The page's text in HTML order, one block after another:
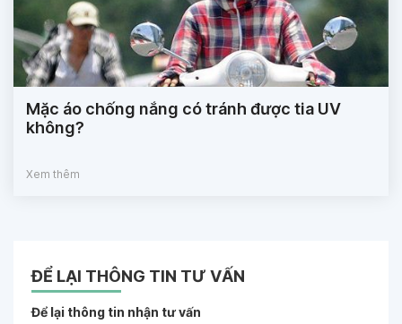
Mặc áo chống nắng có tránh được tia UV
không?
Xem thêm
ĐỂ LẠI THÔNG TIN TƯ VẤN
Để lại thông tin nhận tư vấn